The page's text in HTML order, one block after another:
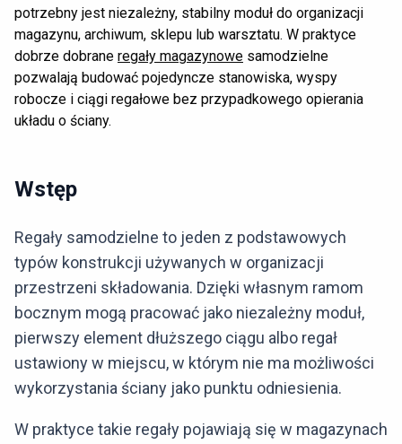
potrzebny jest niezależny, stabilny moduł do organizacji
magazynu, archiwum, sklepu lub warsztatu. W praktyce
dobrze dobrane regały magazynowe samodzielne
pozwalają budować pojedyncze stanowiska, wyspy
robocze i ciągi regałowe bez przypadkowego opierania
układu o ściany.
Wstęp
Regały samodzielne to jeden z podstawowych
typów konstrukcji używanych w organizacji
przestrzeni składowania. Dzięki własnym ramom
bocznym mogą pracować jako niezależny moduł,
pierwszy element dłuższego ciągu albo regał
ustawiony w miejscu, w którym nie ma możliwości
wykorzystania ściany jako punktu odniesienia.
W praktyce takie regały pojawiają się w magazynach